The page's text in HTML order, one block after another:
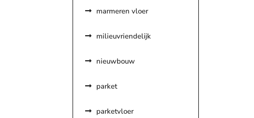
marmeren vloer
milieuvriendelijk
nieuwbouw
parket
parketvloer